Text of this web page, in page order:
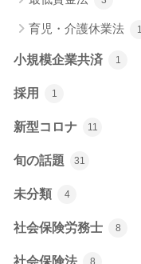
育児・介護休業法 1
小規模企業共済 1
採用 1
新型コロナ 11
旬の話題 31
未分類 4
社会保険労務士 8
社会保険法